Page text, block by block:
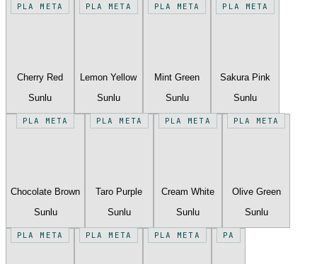
PLA META
Cherry Red
Sunlu
PLA META
Lemon Yellow
Sunlu
PLA META
Mint Green
Sunlu
PLA META
Sakura Pink
Sunlu
PLA META
Chocolate Brown
Sunlu
PLA META
Taro Purple
Sunlu
PLA META
Cream White
Sunlu
PLA META
Olive Green
Sunlu
PLA META PLA META PLA META PA